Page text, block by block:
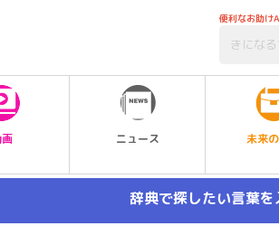
便利なお助け
ニュース 未来
辞典で探したい言葉を